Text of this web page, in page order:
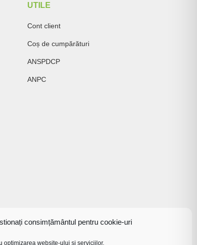
consimțământul pentru cookie-uri
optimizarea website-ului și serviciilor.
UTILE
Cont client
Coș de cumpărături
ANSPDCP
ANPC